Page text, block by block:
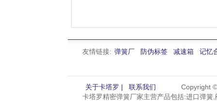
友情链接: 弹簧厂 防伪标签 减速箱 记忆
关于卡塔罗 | 联系我们
Copyright
卡塔罗精密弹簧厂家主营产品包括:进口弹